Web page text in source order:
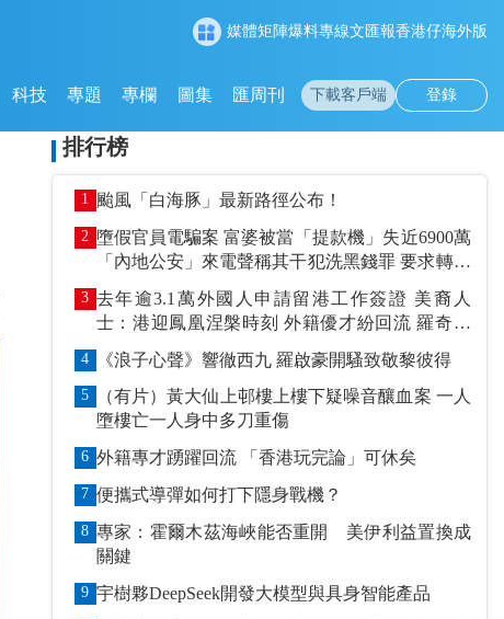
媒體矩陣爆料專線文匯報香港仔海外版
科技 專題 專欄 圖集 匯周刊 下載客戶端 登錄
排行榜
1 颱風「白海豚」最新路徑公布！
2 墮假官員電騙案 富婆被當「提款機」失近6900萬
「內地公安」來電聲稱其干犯洗黑錢罪 要求轉賬
到指定戶口作「保證金」
3 去年逾3.1萬外國人申請留港工作簽證 美裔人
士：港迎鳳凰涅槃時刻 外籍優才紛回流 羅奇抹
黑論被打臉
4 《浪子心聲》響徹西九 羅啟豪開騷致敬黎彼得
5
（有片）黃大仙上邨樓上樓下疑噪音釀血案 一人
墮樓亡一人身中多刀重傷
6 外籍專才踴躍回流 「香港玩完論」可休矣
7 便攜式導彈如何打下隱身戰機？
8 專家：霍爾木茲海峽能否重開 美伊利益置換成
關鍵
9 宇樹夥DeepSeek開發大模型與具身智能產品